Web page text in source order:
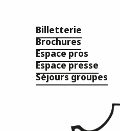
Billetterie
Brochures
Espace pros
Espace presse
Séjours groupes